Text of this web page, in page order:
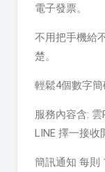
電子發票。
不用把手機給
楚。
輕鬆4個數字簡
服務內容含: 雲
LINE 擇一接收
簡訊通知 每則